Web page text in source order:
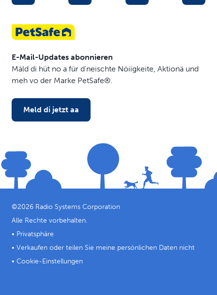
E-Mail-Updates abonnieren
Mäld di hüt no a für d'neischte Nöiigkeite, Aktionä und
meh vo der Marke PetSafe®.
Meld di jetzt aa
©2026 Radio Systems Corporation
Alle Rechte vorbehalten.
• Privatsphäre
• Verkaufen oder teilen Sie meine persönlichen Daten nicht
• Cookie-Einstellungen